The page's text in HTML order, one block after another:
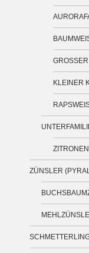
GROSSER
KLEINER
ZÜNSLER